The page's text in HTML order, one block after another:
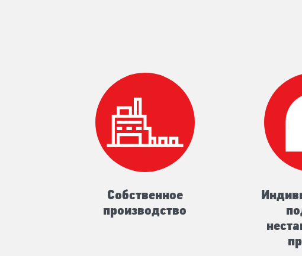
Собственное
производство